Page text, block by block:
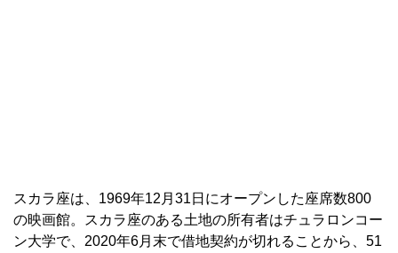
スカラ座は、1969年12月31日にオープンした座席数800
の映画館。スカラ座のある土地の所有者はチュラロンコー
ン大学で、2020年6月末で借地契約が切れることから、51